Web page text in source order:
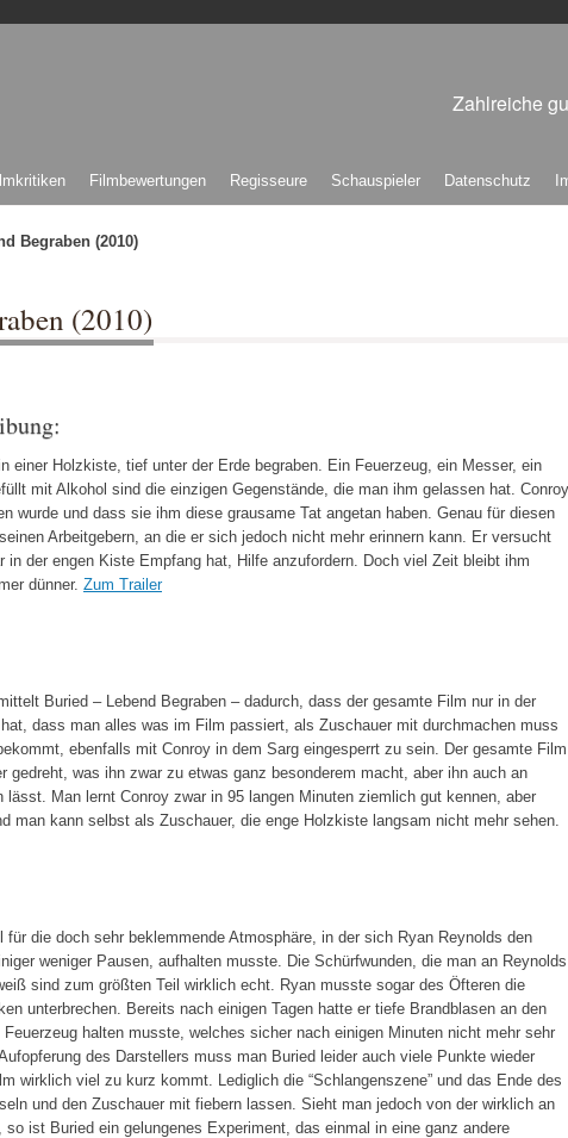
Zahlreiche
Filmbewertungen Regisseure Schauspieler Datenschutz
Begraben (2010)
(2010)
einer Holzkiste, tief unter der Erde begraben. Ein Feuerzeug, ein Messer, ein
mit Alkohol sind die einzigen Gegenstände, die man ihm gelassen hat. Conroy
wurde und dass sie ihm diese grausame Tat angetan haben. Genau für diesen
Arbeitgebern, an die er sich jedoch nicht mehr erinnern kann. Er versucht
in der engen Kiste Empfang hat, Hilfe anzufordern. Doch viel Zeit bleibt ihm
dünner. Zum Trailer
Buried – Lebend Begraben – dadurch, dass der gesamte Film nur in der
dass man alles was im Film passiert, als Zuschauer mit durchmachen muss
ebenfalls mit Conroy in dem Sarg eingesperrt zu sein. Der gesamte Film
gedreht, was ihn zwar zu etwas ganz besonderem macht, aber ihn auch an
Man lernt Conroy zwar in 95 langen Minuten ziemlich gut kennen, aber
man kann selbst als Zuschauer, die enge Holzkiste langsam nicht mehr sehen.
die doch sehr beklemmende Atmosphäre, in der sich Ryan Reynolds den
weniger Pausen, aufhalten musste. Die Schürfwunden, die man an Reynolds
sind zum größten Teil wirklich echt. Ryan musste sogar des Öfteren die
unterbrechen. Bereits nach einigen Tagen hatte er tiefe Brandblasen an den
halten musste, welches sicher nach einigen Minuten nicht mehr sehr
des Darstellers muss man Buried leider auch viele Punkte wieder
wirklich viel zu kurz kommt. Lediglich die “Schlangenszene” und das Ende des
und den Zuschauer mit fiebern lassen. Sieht man jedoch von der wirklich an
ist Buried ein gelungenes Experiment, das einmal in eine ganz andere